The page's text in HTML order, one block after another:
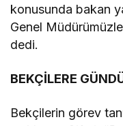
konusunda bakan
Genel
dedi.
BEKÇİLERE
Bekçilerin görev